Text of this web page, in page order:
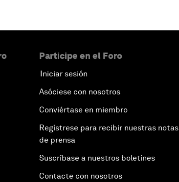
Participe en el Foro
Iniciar sesión
Asóciese con nosotros
Conviértase en miembro
Regístrese para recibir nuestras notas
de prensa
Suscríbase a nuestros boletines
Contacte con nosotros